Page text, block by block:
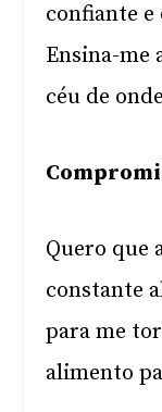
confiante
Ensina-me
céu de
Quero que
constante
para me
alimento